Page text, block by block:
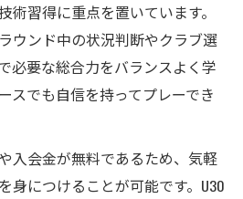
術習得に重点を置いています。
ウンド中の状況判断やクラブ選
必要な総合力をバランスよく学
スでも自信を持ってプレーでき
入会金が無料であるため、気軽
身につけることが可能です。U30